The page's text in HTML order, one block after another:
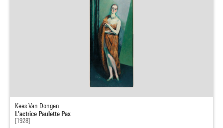
Kees Van Dongen
L'actrice Paulette Pax
[1928]